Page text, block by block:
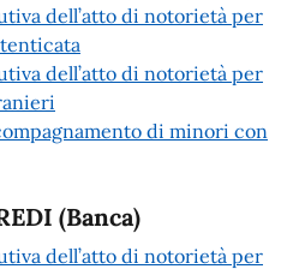
dell’atto di notorietà per
dell’atto di notorietà per
di minori con
(Banca)
dell’atto di notorietà per